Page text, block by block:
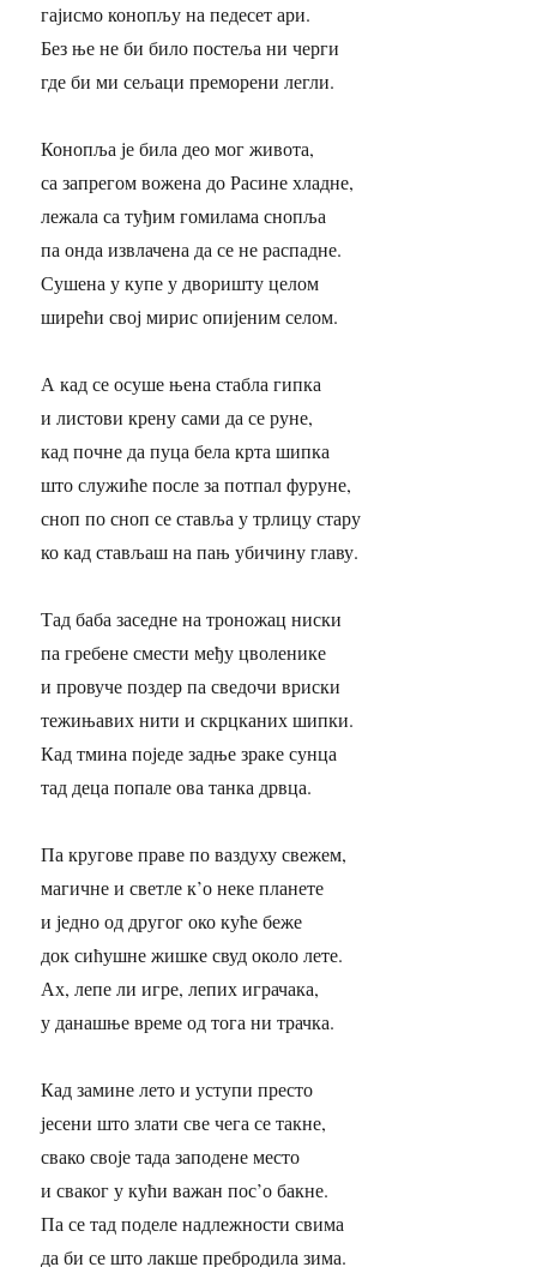
гајисмо конопљу на педесет ари.
Без ње не би било постеља ни черги
где би ми сељаци преморени легли.
Конопља је била део мог живота,
са запрегом вожена до Расине хладне,
лежала са туђим гомилама снопља
па онда извлачена да се не распадне.
Сушена у купе у дворишту целом
ширећи свој мирис опијеним селом.
А кад се осуше њена стабла гипка
и листови крену сами да се руне,
кад почне да пуца бела крта шипка
што служиће после за потпал фуруне,
сноп по сноп се ставља у трлицу стару
ко кад стављаш на пањ убичину главу.
Тад баба заседне на троножац ниски
па гребене смести међу цволенике
и провуче поздер па сведочи вриски
тежињавих нити и скрцканих шипки.
Кад тмина поједе задње зраке сунца
тад деца попале ова танка дрвца.
Па кругове праве по ваздуху свежем,
магичне и светле к’о неке планете
и једно од другог око куће беже
док сићушне жишке свуд около лете.
Ах, лепе ли игре, лепих играчака,
у данашње време од тога ни трачка.
Кад замине лето и уступи престо
јесени што злати све чега се такне,
свако своје тада заподене место
и сваког у кући важан пос’о бакне.
Па се тад поделе надлежности свима
да би се што лакше пребродила зима.